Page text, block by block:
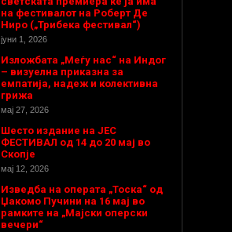
на фестивалот на Роберт Де
Ниро („Трибека фестивал“)
јуни 1, 2026
Изложбата „Меѓу нас“ на Индог
– визуелна приказна за
емпатија, надеж и колективна
грижа
мај 27, 2026
Шесто издание на ЈЕС
ФЕСТИВАЛ од 14 до 20 мај во
Скопје
мај 12, 2026
Изведба на операта „Тоска“ од
Џакомо Пучини на 16 мај во
рамките на „Мајски оперски
вечери“